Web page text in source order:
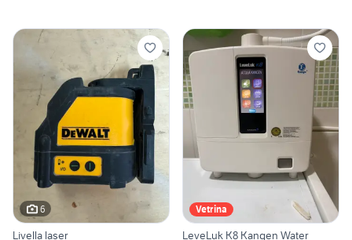
6
Livella laser
Vetrina
LeveLuk K8 Kangen Water